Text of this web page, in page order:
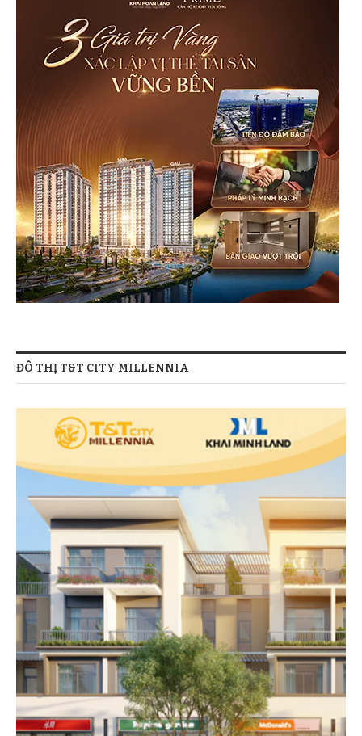
ĐÔ THỊ T&T CITY MILLENNIA